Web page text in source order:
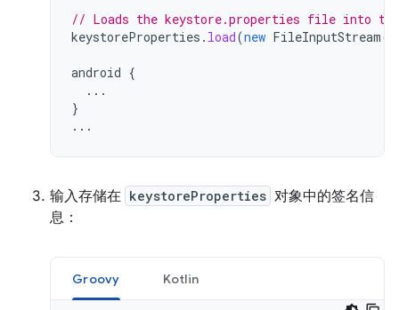
// Loads the keystore.properties file into
keystoreProperties . load(new FileInputStream(
android {
...
}
...
输入存储在 keystoreProperties 对象中的签名信
息：
Groovy Kotlin